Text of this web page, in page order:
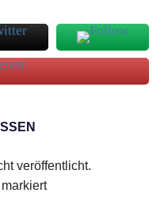
veröffentlicht.
markiert